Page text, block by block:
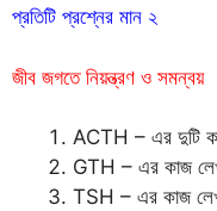
প্রতিটি প্রশ্নের মান ২
জীব জগতে নিয়ন্ত্রণ ও সমন্বয়
ACTH – এর দুটি
GTH – এর কাজ
TSH – এর কাজ